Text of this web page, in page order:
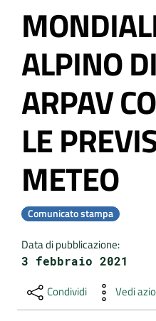
AMBIENTALI
TERRITORIO
SERVIZI
DATI
AMBIENTALI
Seguici
su
Vai al contenuto
ALPINO
ARPAV
LE
METEO
Comunicato stampa
Data di pubblicazione:
3 febbraio 2021
Condividi Vedi